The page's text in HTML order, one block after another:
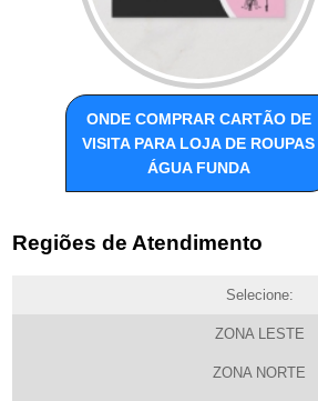
ONDE COMPRAR CARTÃO DE
VISITA PARA LOJA DE ROUPAS
ÁGUA FUNDA
Regiões de Atendimento
Selecione:
ZONA LESTE
ZONA NORTE